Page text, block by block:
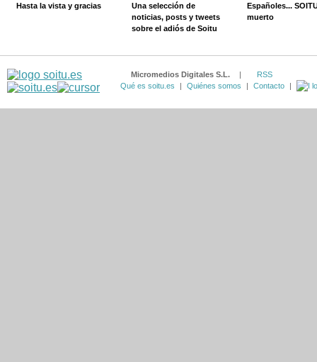
Hasta la vista y gracias
Una selección de
noticias, posts y tweets
sobre el adiós de Soitu
Españoles...
muerto
Micromedios Digitales S.L. |
RSS
Qué es soitu.es
| Quiénes somos | Contacto |